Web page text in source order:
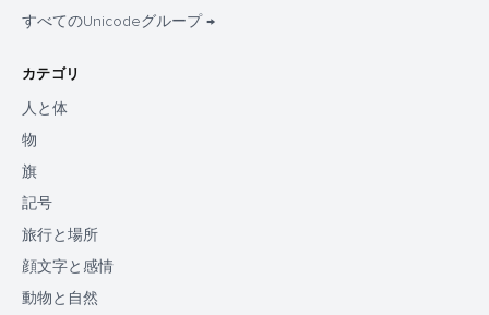
すべてのUnicodeグループ →
カテゴリ
人と体
物
旗
記号
旅行と場所
顔文字と感情
動物と自然